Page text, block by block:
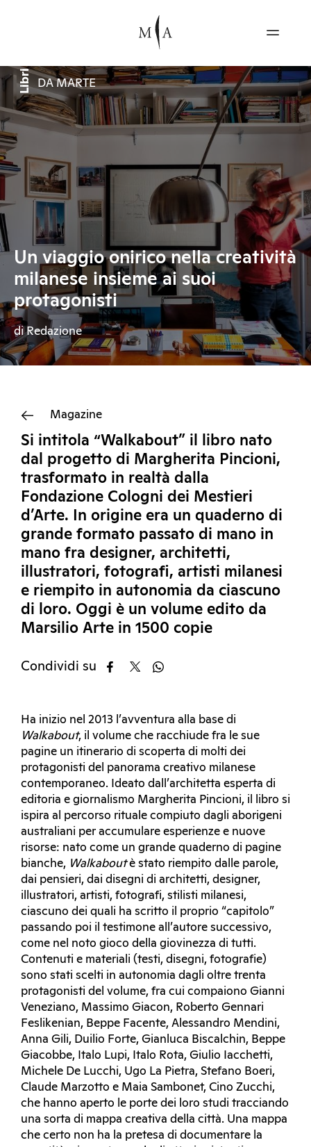
Libri DA MARTE
Un viaggio onirico nella creatività
milanese insieme ai suoi
protagonisti
di Redazione
Magazine
Si intitola “Walkabout” il libro nato
dal progetto di Margherita Pincioni,
trasformato in realtà dalla
Fondazione Cologni dei Mestieri
d’Arte. In origine era un quaderno di
grande formato passato di mano in
mano fra designer, architetti,
illustratori, fotografi, artisti milanesi
e riempito in autonomia da ciascuno
di loro. Oggi è un volume edito da
Marsilio Arte in 1500 copie
Condividi su
Ha inizio nel 2013 l’avventura alla base di
Walkabout, il volume che racchiude fra le sue
pagine un itinerario di scoperta di molti dei
protagonisti del panorama creativo milanese
contemporaneo. Ideato dall’architetta esperta di
editoria e giornalismo Margherita Pincioni, il libro si
ispira al percorso rituale compiuto dagli aborigeni
australiani per accumulare esperienze e nuove
risorse: nato come un grande quaderno di pagine
bianche, Walkaboutè stato riempito dalle parole,
dai pensieri, dai disegni di architetti, designer,
illustratori, artisti, fotografi, stilisti milanesi,
ciascuno dei quali ha scritto il proprio “capitolo”
passando poi il testimone all’autore successivo,
come nel noto gioco della giovinezza di tutti.
Contenuti e materiali (testi, disegni, fotografie)
sono stati scelti in autonomia dagli oltre trenta
protagonisti del volume, fra cui compaiono Gianni
Veneziano, Massimo Giacon, Roberto Gennari
Feslikenian, Beppe Facente, Alessandro Mendini,
Anna Gili, Duilio Forte, Gianluca Biscalchin, Beppe
Giacobbe, Italo Lupi, Italo Rota, Giulio Iacchetti,
Michele De Lucchi, Ugo La Pietra, Stefano Boeri,
Claude Marzotto e Maia Sambonet, Cino Zucchi,
che hanno aperto le porte dei loro studi tracciando
una sorta di mappa creativa della città. Una mappa
che certo non ha la pretesa di documentare la